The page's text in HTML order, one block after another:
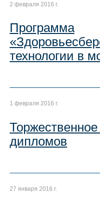
2 февраля 2016 г.
Программа
технологии в
1 февраля 2016 г.
дипломов
27 января 2016 г.